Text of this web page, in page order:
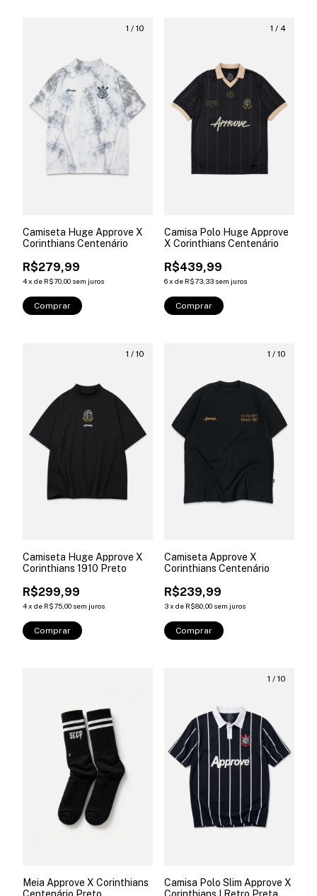
1 / 10
Camiseta Huge Approve X
Corinthians Centenário
R$279,99
4x de R$70,00 sem juros
Comprar
1 / 4
Camisa Polo Huge Approve
X Corinthians Centenário
R$439,99
6x de R$73,33 sem juros
Comprar
1 / 10
Camiseta Huge Approve X
Corinthians 1910 Preto
R$299,99
4x de R$75,00 sem juros
Comprar
1 / 10
Camiseta Approve X
Corinthians Centenário
R$239,99
3x de R$80,00 sem juros
Comprar
Meia Approve X Corinthians
1 / 10
Camisa Polo Slim Approve X